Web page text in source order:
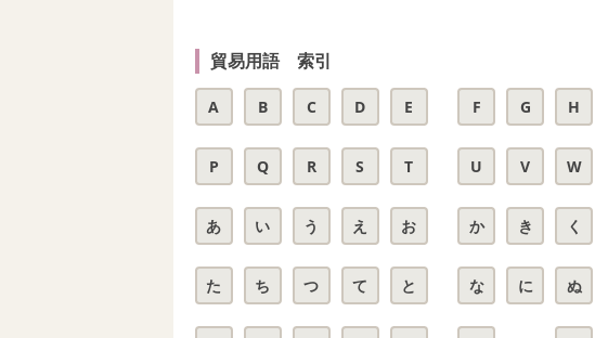
貿易用語 索引
A B C D E F G H
P Q R S T U V W
あ い う え お か き く
た ち つ て と な に ぬ